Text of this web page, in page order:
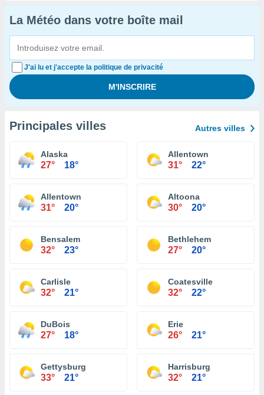
La Météo dans votre boîte mail
J'ai lu et j'accepte la politique de privacité
Principales villes Autres villes
Alaska
27° 18°
Allentown
31° 22°
Allentown
31° 20°
Altoona
30° 20°
Bensalem
32° 23°
Bethlehem
27° 20°
Carlisle
32° 21°
Coatesville
32° 22°
DuBois
27° 18°
Erie
26° 21°
Gettysburg
33° 21°
Harrisburg
32° 21°